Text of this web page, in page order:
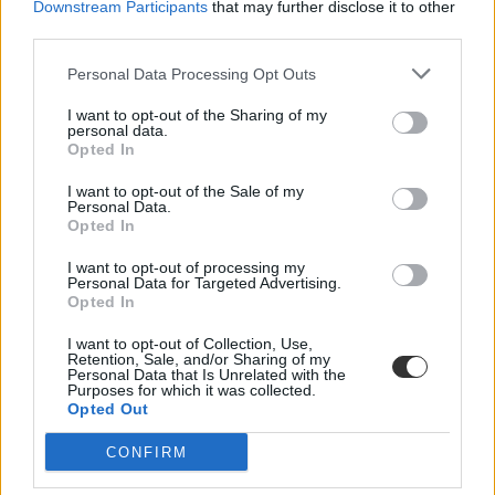
Downstream Participants that may further disclose it to other
Personal Data Processing Opt Outs
I want to opt-out of the Sharing of my
personal data.
Opted In
I want to opt-out of the Sale of my
Personal Data.
Opted In
I want to opt-out of processing my
Personal Data for Targeted Advertising.
Opted In
I want to opt-out of Collection, Use,
Retention, Sale, and/or Sharing of my
Personal Data that Is Unrelated with the
Purposes for which it was collected.
Opted Out
CONFIRM
mozi
ingyenes programok
hétvégi program
budapesti program